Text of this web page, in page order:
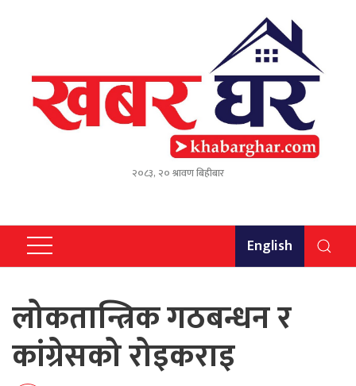
२०८३, २० श्रावण बिहीबार
English
लोकतान्त्रिक गठबन्धन र
कांग्रेसको रोइकराइ